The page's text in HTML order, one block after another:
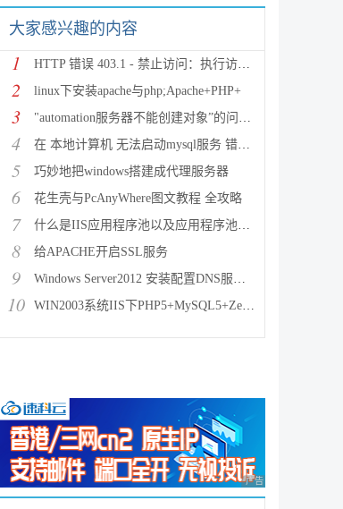
大家感兴趣的内容
1 HTTP 错误 403.1 - 禁止访问：执行访问被拒绝。
2 linux下安装apache与php;Apache+PHP+
3 "automation服务器不能创建对象”的问题的
4 在 本地计算机 无法启动mysql服务 错误1067：进程意
5 巧妙地把windows搭建成代理服务器
6 花生壳与PcAnyWhere图文教程 全攻略
7 什么是IIS应用程序池以及应用程序池详解
8 给APACHE开启SSL服务
9 Windows Server2012 安装配置DNS服务器方
10 WIN2003系统IIS下PHP5+MySQL5+ZendO
商业广告，理性选择
商业广告，理性选择
广告 商业广告，理性